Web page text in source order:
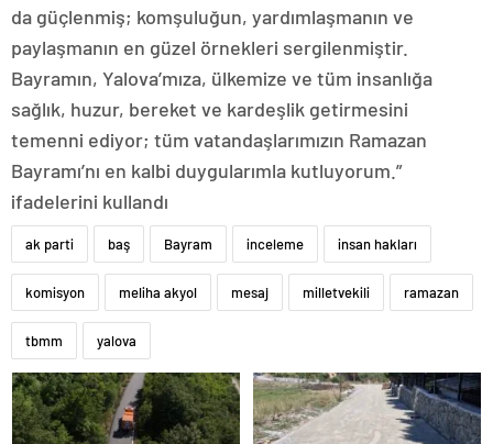
da güçlenmiş; komşuluğun, yardımlaşmanın ve
paylaşmanın en güzel örnekleri sergilenmiştir.
Bayramın, Yalova’mıza, ülkemize ve tüm insanlığa
sağlık, huzur, bereket ve kardeşlik getirmesini
temenni ediyor; tüm vatandaşlarımızın Ramazan
Bayramı’nı en kalbi duygularımla kutluyorum.”
ifadelerini kullandı
ak parti baş Bayram inceleme insan hakları
komisyon meliha akyol mesaj milletvekili ramazan
tbmm yalova